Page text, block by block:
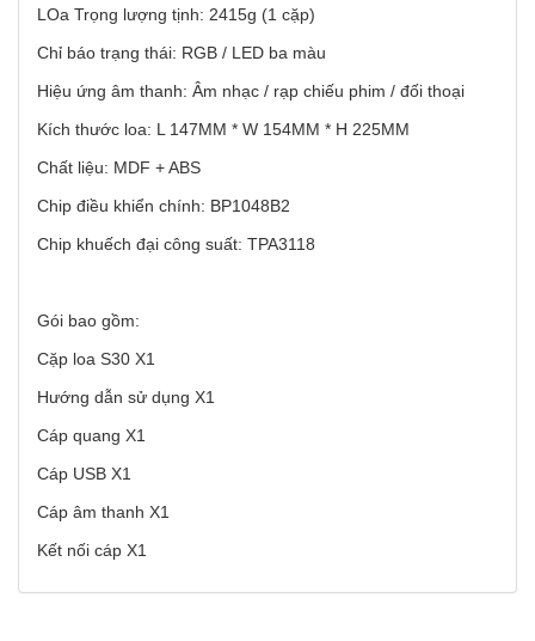
LOa Trọng lượng tịnh: 2415g (1 cặp)
Chỉ báo trạng thái: RGB / LED ba màu
Hiệu ứng âm thanh: Âm nhạc / rạp chiếu phim / đối thoại
Kích thước loa: L 147MM * W 154MM * H 225MM
Chất liệu: MDF + ABS
Chip điều khiển chính: BP1048B2
Chip khuếch đại công suất: TPA3118
Gói bao gồm:
Cặp loa S30 X1
Hướng dẫn sử dụng X1
Cáp quang X1
Cáp USB X1
Cáp âm thanh X1
Kết nối cáp X1